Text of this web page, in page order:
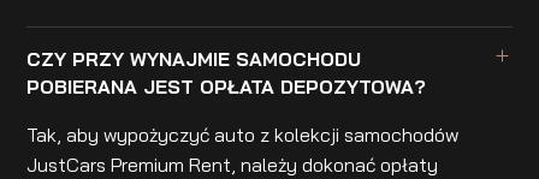
CZY PRZY WYNAJMIE SAMOCHODU
POBIERANA JEST OPŁATA DEPOZYTOWA?
Tak, aby wypożyczyć auto z kolekcji samochodów
JustCars Premium Rent, należy dokonać opłaty